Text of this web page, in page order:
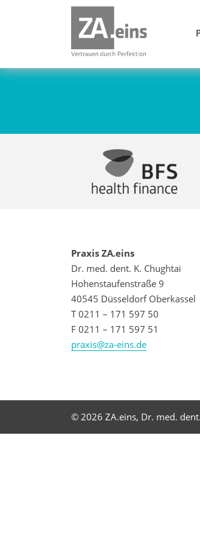
Praxis ZA.eins
Dr. med. dent. K. Chughtai
Hohenstaufenstraße 9
40545 Düsseldorf Oberkassel
T 0211 – 171 597 50
F 0211 – 171 597 51
praxis@za-eins.de
© 2026 ZA.eins, Dr. med.